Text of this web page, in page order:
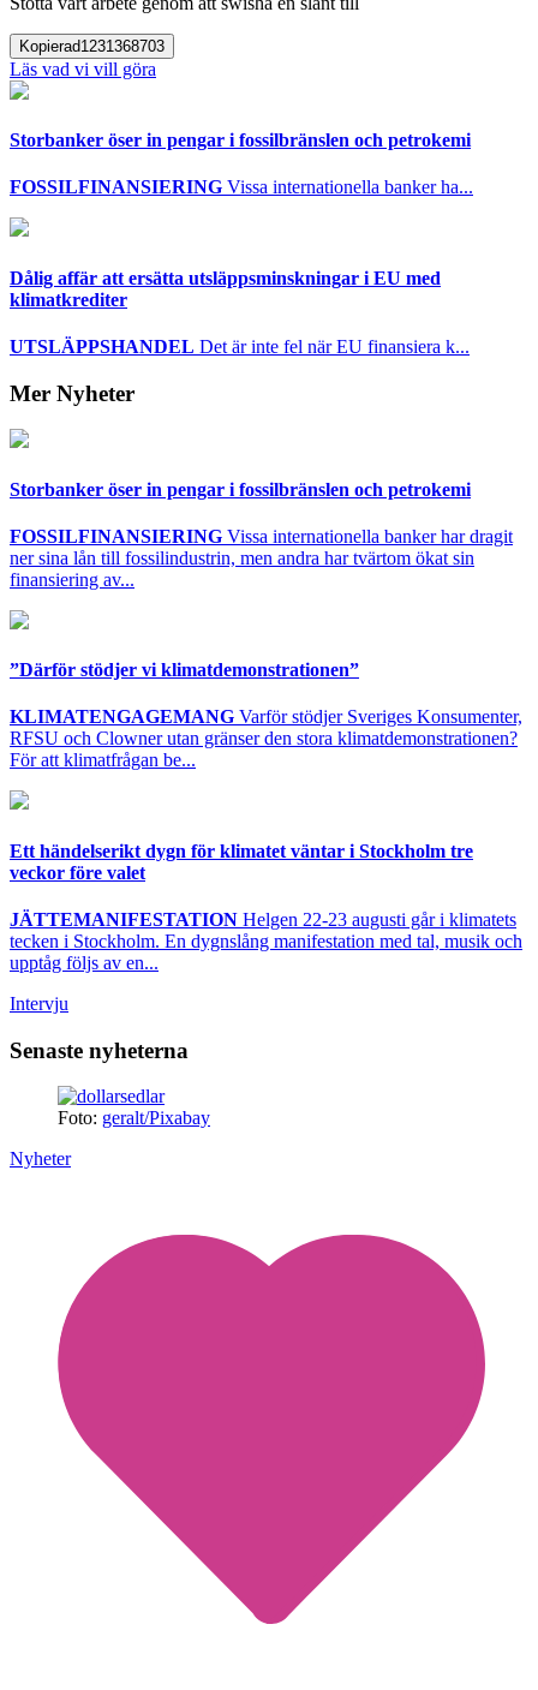
Kopierad1231368703
Läs vad vi vill göra
Storbanker öser in pengar i fossilbränslen och petrokemi
FOSSILFINANSIERING Vissa internationella banker ha...
Dålig affär att ersätta utsläppsminskningar i EU med
klimatkrediter
UTSLÄPPSHANDEL Det är inte fel när EU finansiera k...
Mer Nyheter
Storbanker öser in pengar i fossilbränslen och petrokemi
FOSSILFINANSIERING Vissa internationella banker har dragit
ner sina lån till fossilindustrin, men andra har tvärtom ökat sin
finansiering av...
”Därför stödjer vi klimatdemonstrationen”
KLIMATENGAGEMANG Varför stödjer Sveriges Konsumenter,
RFSU och Clowner utan gränser den stora klimatdemonstrationen?
För att klimatfrågan be...
Ett händelserikt dygn för klimatet väntar i Stockholm tre
veckor före valet
JÄTTEMANIFESTATION Helgen 22-23 augusti går i klimatets
tecken i Stockholm. En dygnslång manifestation med tal, musik och
upptåg följs av en...
Intervju
Senaste nyheterna
Foto: geralt/Pixabay
Nyheter